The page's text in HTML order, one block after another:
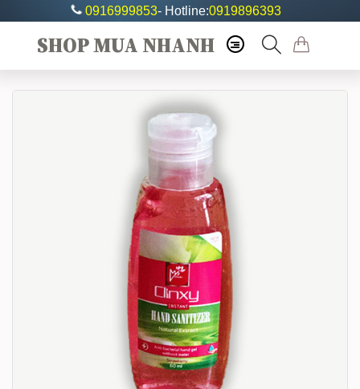
0916999853- Hotline:0919896393
SHOP MUA NHANH